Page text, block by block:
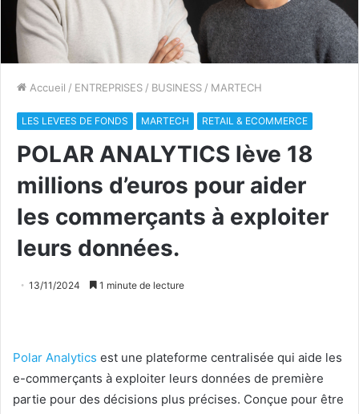
Accueil / ENTREPRISES / BUSINESS / MARTECH
LES LEVEES DE FONDS MARTECH RETAIL & ECOMMERCE
POLAR ANALYTICS lève 18
millions d’euros pour aider
les commerçants à exploiter
leurs données.
13/11/2024 1 minute de lecture
Polar Analytics est une plateforme centralisée qui aide les
e-commerçants à exploiter leurs données de première
partie pour des décisions plus précises. Conçue pour être